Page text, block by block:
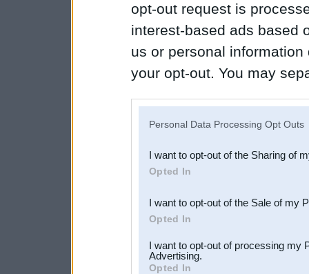
opt-out request is
interest-based ads based
us or personal
your opt-out. You may
Downstream Participants
third parties.
Personal Data Processing Opt Outs
I want to opt-out of the Sharing of
Opted In
I want to opt-out of the Sale of my
Opted In
I want to opt-out of processing my
Advertising.
Opted In